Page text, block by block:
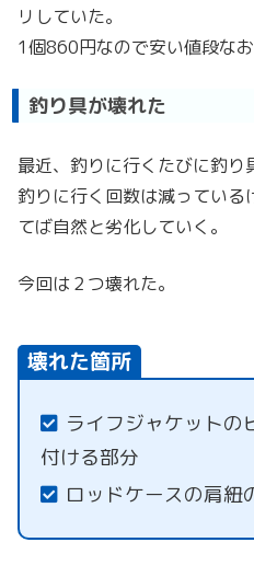
リしていた。
1個860円なので安い値段な
釣り具が壊れた
最近、釣りに行くたびに釣り
釣りに行く回数は減ってい
てば自然と劣化していく。
今回は２つ壊れた。
壊れた箇所
ライフジャケットの
付ける部分
ロッドケースの肩紐